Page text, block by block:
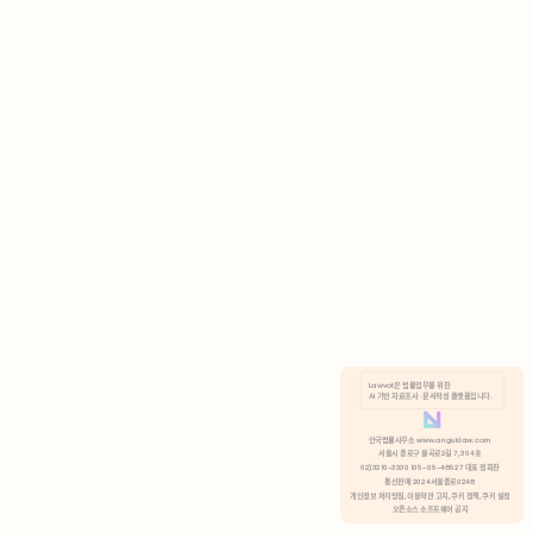
분석 쿠키 허용
Lawvot은 법률업무를 위한
AI 기반 자료조사 · 문서작성 플랫폼입니다.
안국법률사무소 www.anguklaw.com
서울시 종로구 율곡로2길 7, 304호
02)3210-3330 105-05-48527 대표 정희찬
통신판매 2024서울종로0248
개인정보 처리방침, 이용약관 고지, 쿠키 정책, 쿠키 설정
오픈소스 소프트웨어 공지